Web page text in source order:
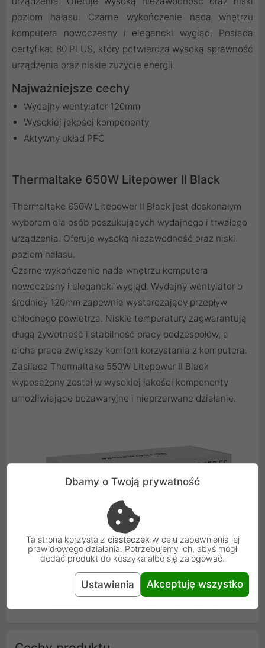
poziom hałasu. Czarne wykończenie nada wnętrzu
komputera nowoczesny i elegancki wygląd. Posiada
certyfikat 80 PLUS, który potwierdza wysoką sprawność
urządzenia oraz niskie zużycie energii.
Najważniejsze cechy
Wydajny wentylator 120mm
Wysokiej jakości komponenty
Aktywny układ PFC
Thermaltake 650W Litepower II Black
Thermaltake 650W Litepower II Black jest doskonałym
wyborem dla osób poszukujących wydajnego i trwałego
urządzenia. Oferuje wysoką niezawodność oraz niski
poziom hałasu.
Czarne wykończenie nada wnętrzu komputera
nowoczesny i elegancki wygląd. Wydajny wentylator o
średnicy 120mm zapewnia wystarczający przepływ
chłodnego powietrza. Niskie temperatury zagwarantują
długą żywotność i stabilność pracy podzespołów, a
cicha praca zwiększy komfort korzystania z komputera.
Zasilacz Thermaltake 550W Litepower II Black
wyposażony został w wysokiej jakości komponenty
umożliwiające bezawaryjne i nieprzerwane działanie.
Dbamy o Twoją prywatność
Ta strona korzysta z ciasteczek w celu zapewnienia jej
prawidłowego działania. Potrzebujemy ich, abyś mógł
dodać produkt do koszyka albo się zalogować.
Ustawienia Akceptuję wszystko